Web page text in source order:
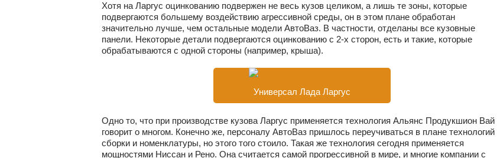
Хотя на Ларгус оцинкованию подвержен не весь кузов целиком, а лишь те зоны, которые
подвергаются большему воздействию агрессивной среды, он в этом плане обработан
значительно лучше, чем остальные модели АвтоВаз. В частности, отделаны все кузовные
панели. Некоторые детали подвергаются оцинкованию с 2-х сторон, есть и такие, которые
обрабатываются с одной стороны (например, крыша).
Универсал Лада Ларгус
Одно то, что при производстве кузова Ларгус применяется технология Альянс Продукшион Вай
говорит о многом. Конечно же, персоналу АвтоВаз пришлось переучиваться в плане технологий
сборки и номенклатуры, но этого того стоило. Такая же технология сегодня применяется
мощностями Ниссан и Рено. Она считается самой прогрессивной в мире, и многие компании с